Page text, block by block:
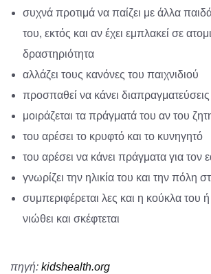
συχνά προτιμά να παίζει με άλλα
του, εκτός και αν έχει εμπλακεί σε
δραστηριότητα
αλλάζει τους κανόνες του παιχνιδιού
προσπαθεί να κάνει διαπραγματεύσεις
μοιράζεται τα πράγματά του αν του
του αρέσει το κρυφτό και το κυνηγητό
του αρέσει να κάνει πράγματα για τον
γνωρίζει την ηλικία του και την πόλη
συμπεριφέρεται λες και η κούκλα του
νιώθει και σκέφτεται
πηγή: kidshealth.org